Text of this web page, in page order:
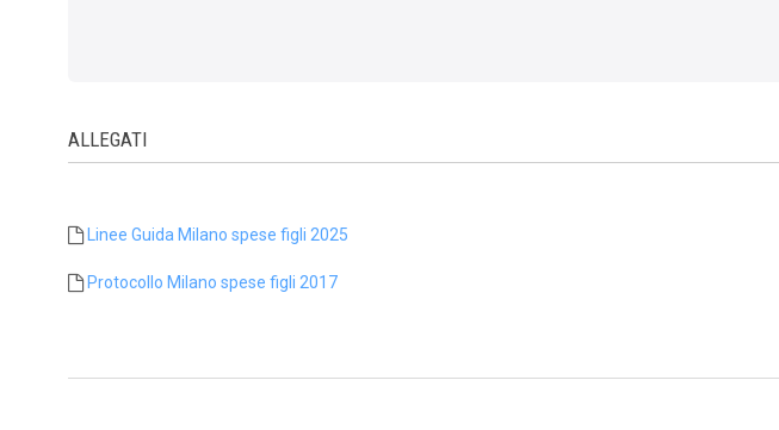
ALLEGATI
Linee Guida Milano spese figli 2025
Protocollo Milano spese figli 2017